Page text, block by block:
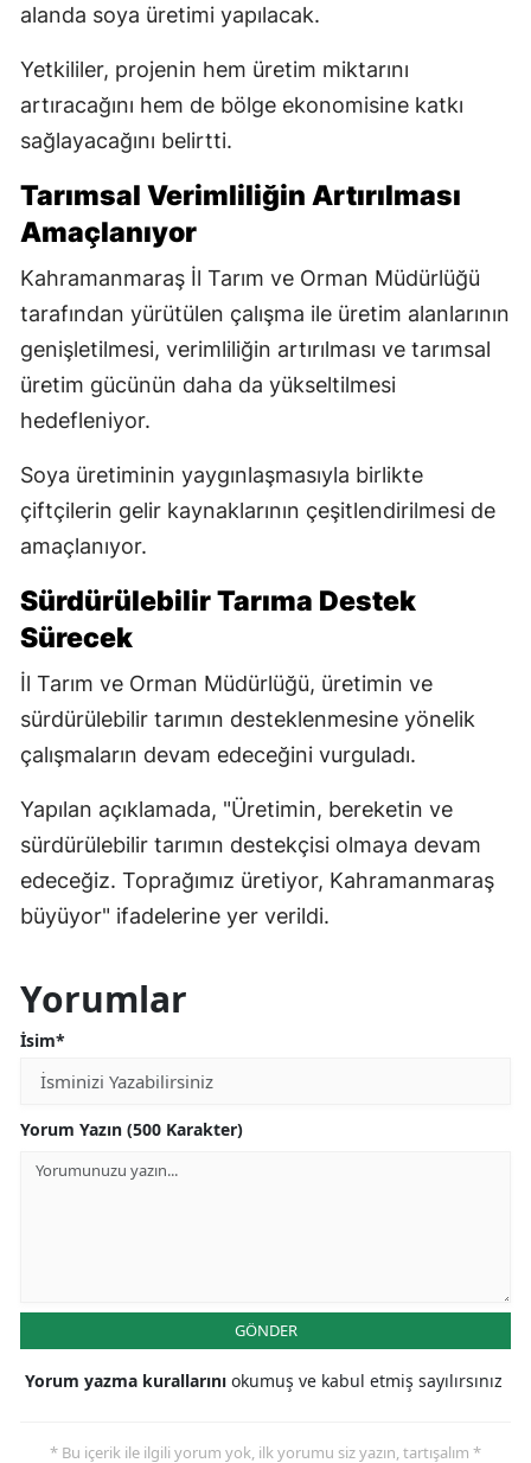
alanda soya üretimi yapılacak.
Yetkililer, projenin hem üretim miktarını
artıracağını hem de bölge ekonomisine katkı
sağlayacağını belirtti.
Tarımsal Verimliliğin Artırılması
Amaçlanıyor
Kahramanmaraş İl Tarım ve Orman Müdürlüğü
tarafından yürütülen çalışma ile üretim alanlarının
genişletilmesi, verimliliğin artırılması ve tarımsal
üretim gücünün daha da yükseltilmesi
hedefleniyor.
Soya üretiminin yaygınlaşmasıyla birlikte
çiftçilerin gelir kaynaklarının çeşitlendirilmesi de
amaçlanıyor.
Sürdürülebilir Tarıma Destek
Sürecek
İl Tarım ve Orman Müdürlüğü, üretimin ve
sürdürülebilir tarımın desteklenmesine yönelik
çalışmaların devam edeceğini vurguladı.
Yapılan açıklamada, "Üretimin, bereketin ve
sürdürülebilir tarımın destekçisi olmaya devam
edeceğiz. Toprağımız üretiyor, Kahramanmaraş
büyüyor" ifadelerine yer verildi.
Yorumlar
İsim*
Yorum Yazın (500 Karakter)
GÖNDER
Yorum yazma kurallarını okumuş ve kabul etmiş sayılırsınız
* Bu içerik ile ilgili yorum yok, ilk yorumu siz yazın, tartışalım *